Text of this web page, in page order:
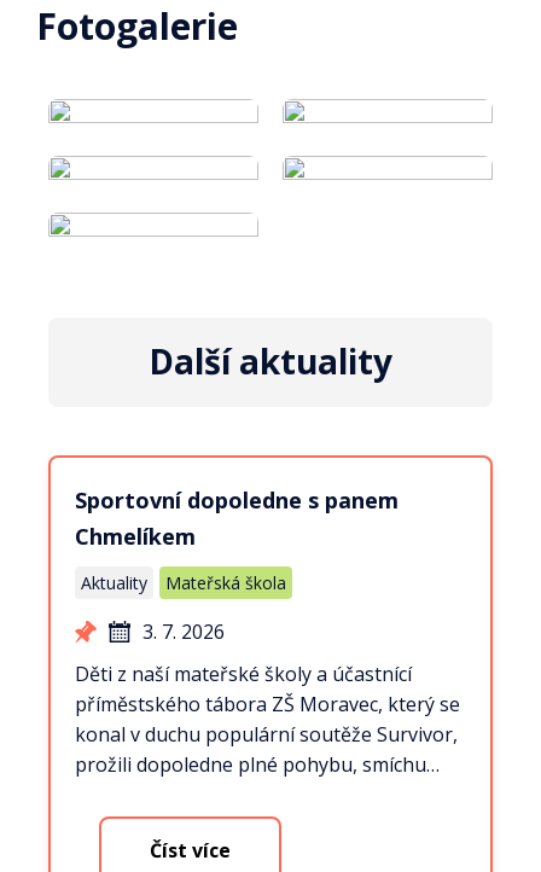
Fotogalerie
Další aktuality
Sportovní dopoledne s panem
Chmelíkem
Aktuality Mateřská škola
3. 7. 2026
Děti z naší mateřské školy a účastnící
příměstského tábora ZŠ Moravec, který se
konal v duchu populární soutěže Survivor,
prožili dopoledne plné pohybu, smíchu…
Číst více